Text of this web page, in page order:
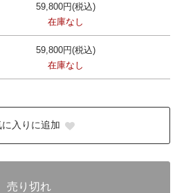
59,800円(税込)
在庫なし
59,800円(税込)
在庫なし
に入りに追加
売り切れ